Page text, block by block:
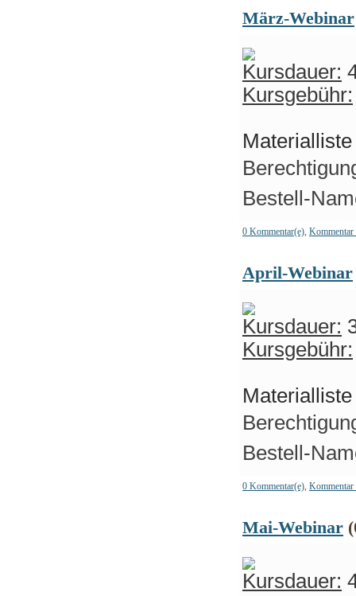
März-Webinar
Kursdauer:
Kursgebühr:
Bestell-
0 Kommentar(e), Kommentar
April-Webinar
Kursdauer:
Kursgebühr:
Bestell-
0 Kommentar(e), Kommentar
Mai-Webinar
Kursdauer: